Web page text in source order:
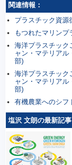
関連情報：
プラスチック資源
もつれたマリンプ
海洋プラスチック
ャン・マテリア
部)
海洋プラスチック
ャン・マテリア
部)
有機農業へのシフ
塩沢 文朗の最新記事